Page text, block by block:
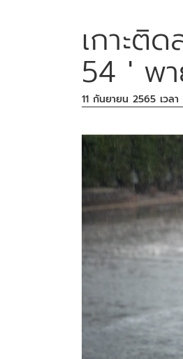
เกาะติ
54 ' พา
11 กันยายน 2565 เวล